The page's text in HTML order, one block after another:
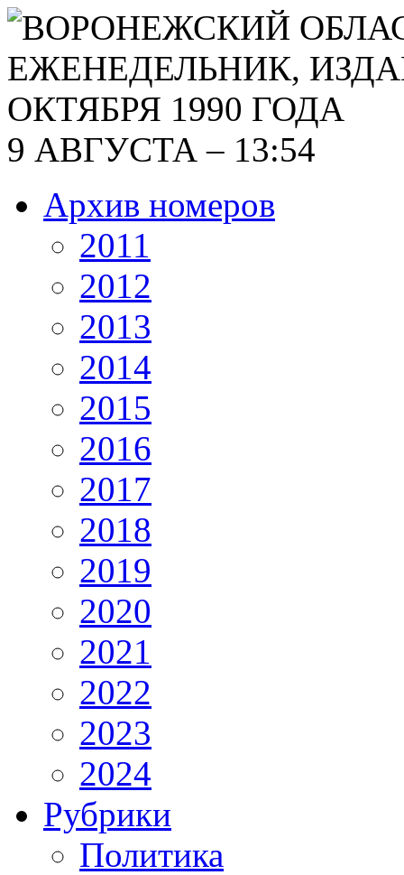
9 АВГУСТА – 13:54
Архив номеров
2011
2012
2013
2014
2015
2016
2017
2018
2019
2020
2021
2022
2023
2024
Рубрики
Политика